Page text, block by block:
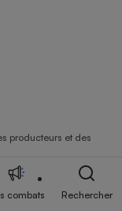
producteurs et des
combats Rechercher